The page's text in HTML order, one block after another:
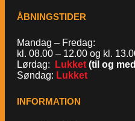
ÅBNINGSTIDER
Mandag – Fredag:
kl. 08.00 – 12.00 og kl.
Lørdag:
Lukket (til og
Søndag: Lukket
INFORMATION